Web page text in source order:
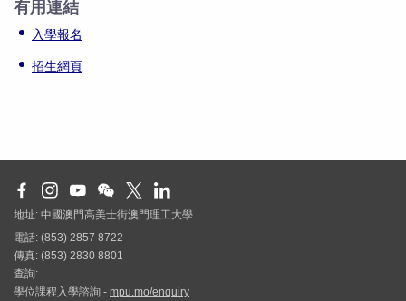
有用連結
入學報名
招生網頁
地址: 中國澳門高美士街澳門理工大學
電話: (853) 2857 8722
傳真: (853) 2830 8801
查詢:
學位課程入學諮詢 - mpu.mo/enquiry